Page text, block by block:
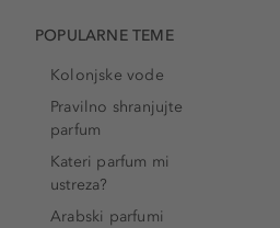
POPULARNE TEME
Kolonjske vode
Pravilno shranjujte
parfum
Kateri parfum mi
ustreza?
Arabski parfumi